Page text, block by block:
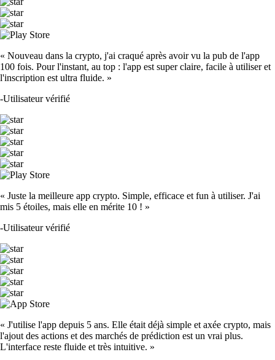
« Nouveau dans la crypto, j'ai craqué après avoir vu la pub de l'app
100 fois. Pour l'instant, au top : l'app est super claire, facile à utiliser et
l'inscription est ultra fluide. »
-Utilisateur vérifié
« Juste la meilleure app crypto. Simple, efficace et fun à utiliser. J'ai
mis 5 étoiles, mais elle en mérite 10 ! »
-Utilisateur vérifié
« J'utilise l'app depuis 5 ans. Elle était déjà simple et axée crypto, mais
l'ajout des actions et des marchés de prédiction est un vrai plus.
L'interface reste fluide et très intuitive. »